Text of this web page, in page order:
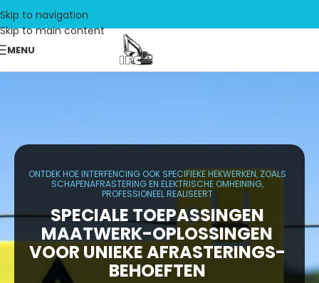
Skip to navigation
Skip to main content
MENU
ONTDEK HOE INTERFENCING OOK SPECIFIEKE HEKWERKEN, ZOALS
SCHAPENAFRASTERING EN ELEKTRISCHE OMHEINING,
PROFESSIONEEL REALISEERT
SPECIALE TOEPASSINGEN
MAATWERK-OPLOSSINGEN
VOOR UNIEKE AFRASTERINGS-
BEHOEFTEN